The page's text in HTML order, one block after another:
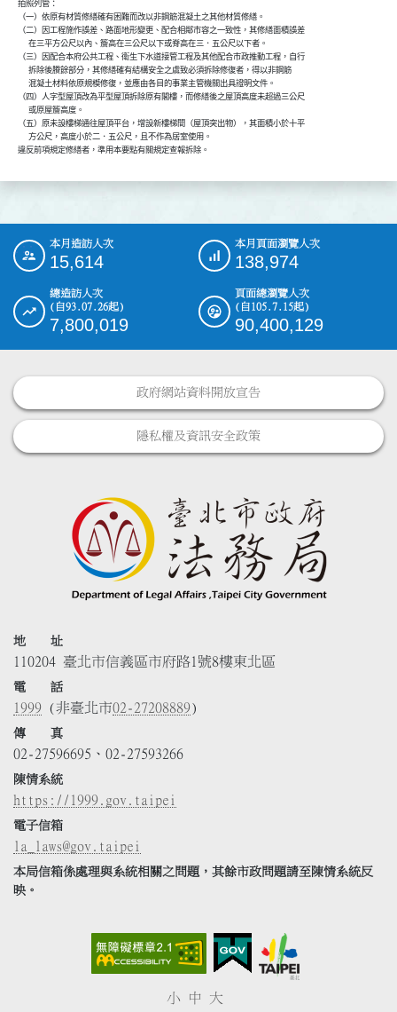
        拍照列管：
        （一）依原有材質修繕確有困難而改以非鋼筋混凝土之其他材質修繕。
        （二）因工程施作誤差、路面地形變更、配合相鄰市容之一致性，其修繕面積誤差
              在三平方公尺以內、簷高在三公尺以下或脊高在三．五公尺以下者。
        （三）因配合本府公共工程、衛生下水道接管工程及其他配合市政推動工程，自行
              拆除後賸餘部分，其修繕確有結構安全之虞致必須拆除修復者，得以非鋼筋
              混凝土材料依原規模修復，並應由各目的事業主管機關出具證明文件。
        （四）人字型屋頂改為平型屋頂拆除原有閣樓，而修繕後之屋頂高度未超過三公尺
              或原屋簷高度。
        （五）原未設樓梯通往屋頂平台，增設新樓梯間（屋頂突出物），其面積小於十平
              方公尺，高度小於二．五公尺，且不作為居室使用。
        違反前項規定修繕者，準用本要點有關規定查報拆除。
::: 本月造訪人次
15,614
本月頁面瀏覽人次
138,974
總造訪人次
(自93.07.26起)
7,800,019
頁面總瀏覽人次
(自105.7.15起)
90,400,129
政府網站資料開放宣告
隱私權及資訊安全政策
地 址
110204 臺北市信義區市府路1號8樓東北區
電 話
1999 (非臺北市02-27208889)
傳 真
02-27596695、02-27593266
陳情系統
https://1999.gov.taipei
電子信箱
la_laws@gov.taipei
本局信箱係處理與系統相關之問題，其餘市政問題請至陳情系統反
映。
小 中 大